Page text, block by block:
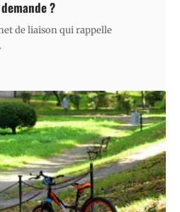
?
de liaison qui rappelle